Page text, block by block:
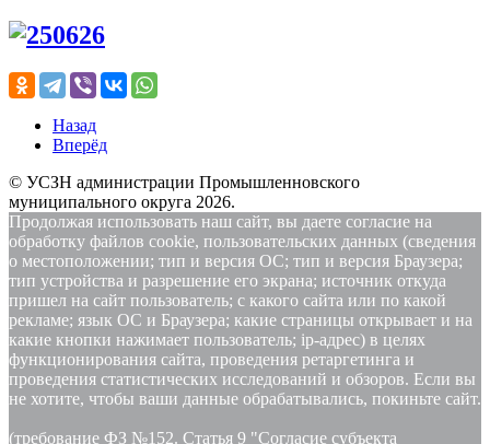
Назад
Вперёд
© УСЗН администрации Промышленновского
муниципального округа 2026.
Продолжая использовать наш сайт, вы даете согласие на
обработку файлов cookie, пользовательских данных (сведения
о местоположении; тип и версия ОС; тип и версия Браузера;
тип устройства и разрешение его экрана; источник откуда
пришел на сайт пользователь; с какого сайта или по какой
рекламе; язык ОС и Браузера; какие страницы открывает и на
какие кнопки нажимает пользователь; ip-адрес) в целях
функционирования сайта, проведения ретаргетинга и
проведения статистических исследований и обзоров. Если вы
не хотите, чтобы ваши данные обрабатывались, покиньте сайт.
(требование ФЗ №152. Статья 9 "Согласие субъекта